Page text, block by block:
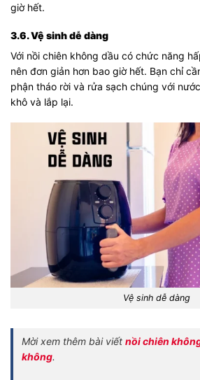
giờ hết.
3.6. Vệ sinh dễ dàng
Với nồi chiên không dầu có chức năng
nên đơn giản hơn bao giờ hết. Bạn chỉ
phận tháo rời và rửa sạch chúng với
khô và lắp lại.
Vệ sinh dễ dàng
Mời xem thêm bài viết nồi chiên
không.